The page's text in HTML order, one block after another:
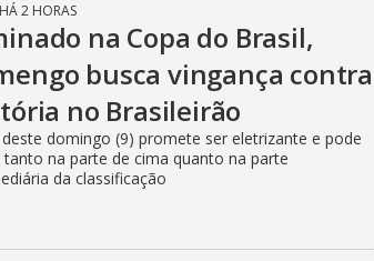
HÁ 2 HORAS
na Copa do Brasil,
busca vingança contra
no Brasileirão
domingo (9) promete ser eletrizante e pode
tanto na parte de cima quanto na parte
da classificação